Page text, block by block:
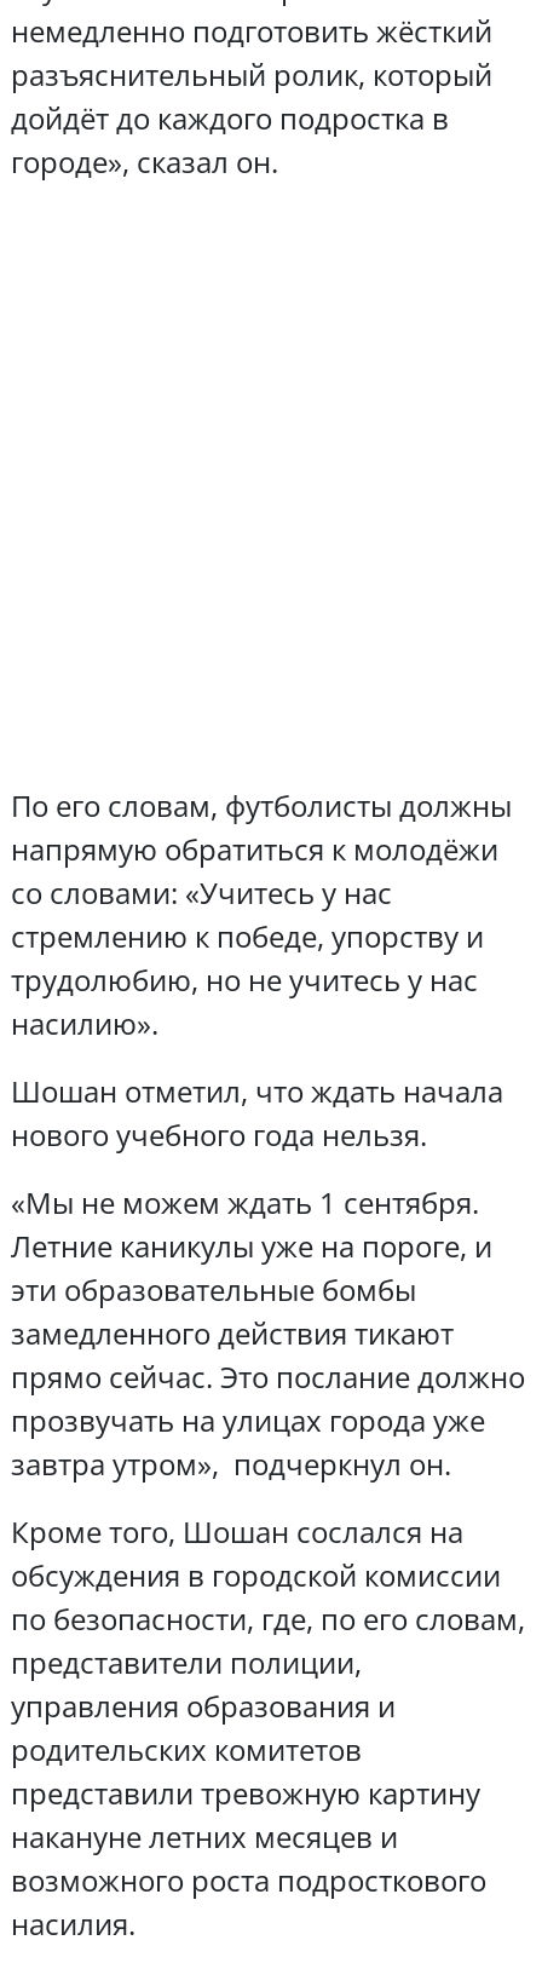
немедленно подготовить жёсткий
разъяснительный ролик, который
дойдёт до каждого подростка в
городе», сказал он.
По его словам, футболисты должны
напрямую обратиться к молодёжи
со словами: «Учитесь у нас
стремлению к победе, упорству и
трудолюбию, но не учитесь у нас
насилию».
Шошан отметил, что ждать начала
нового учебного года нельзя.
«Мы не можем ждать 1 сентября.
Летние каникулы уже на пороге, и
эти образовательные бомбы
замедленного действия тикают
прямо сейчас. Это послание должно
прозвучать на улицах города уже
завтра утром», подчеркнул он.
Кроме того, Шошан сослался на
обсуждения в городской комиссии
по безопасности, где, по его словам,
представители полиции,
управления образования и
родительских комитетов
представили тревожную картину
накануне летних месяцев и
возможного роста подросткового
насилия.